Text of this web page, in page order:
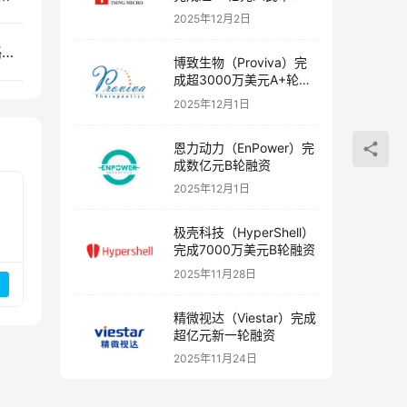
厨具卫具研发商澄一科技（CleaDeep）获小米战略投资
融资
2025年12月2日
博致生物（Proviva）完
成超3000万美元A+轮融
资
2025年12月1日
恩力动力（EnPower）完
成数亿元B轮融资
2025年12月1日
极壳科技（HyperShell）
完成7000万美元B轮融资
2025年11月28日
精微视达（Viestar）完成
超亿元新一轮融资
2025年11月24日